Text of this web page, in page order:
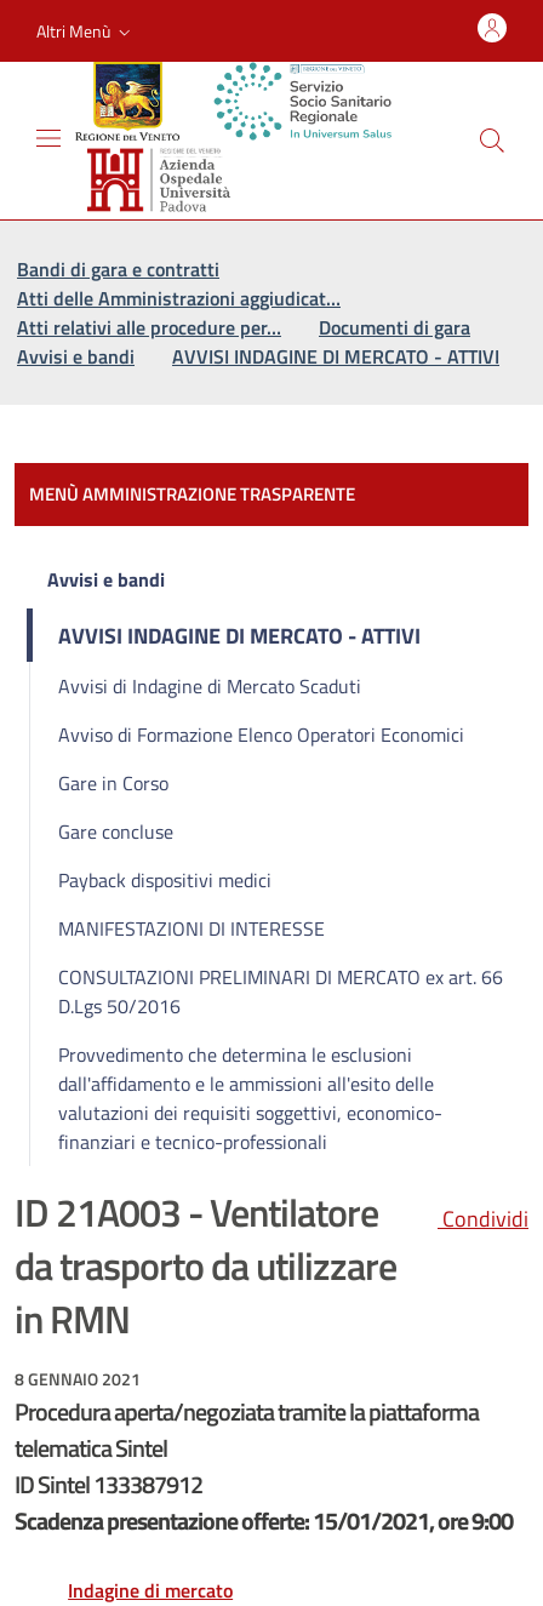
Altri Menù
Bandi di gara e contratti
Atti delle Amministrazioni aggiudicat…
Atti relativi alle procedure per…
Documenti di gara
Avvisi e bandi
AVVISI INDAGINE DI MERCATO - ATTIVI
MENÙ AMMINISTRAZIONE TRASPARENTE
Avvisi e bandi
AVVISI INDAGINE DI MERCATO - ATTIVI
Avvisi di Indagine di Mercato Scaduti
Avviso di Formazione Elenco Operatori Economici
Gare in Corso
Gare concluse
Payback dispositivi medici
MANIFESTAZIONI DI INTERESSE
CONSULTAZIONI PRELIMINARI DI MERCATO ex art. 66
D.Lgs 50/2016
Provvedimento che determina le esclusioni
dall'affidamento e le ammissioni all'esito delle
valutazioni dei requisiti soggettivi, economico-
finanziari e tecnico-professionali
ID 21A003 - Ventilatore
da trasporto da utilizzare
in RMN
Condividi
8 GENNAIO 2021
Procedura aperta/negoziata tramite la piattaforma
telematica Sintel
ID Sintel 133387912
Scadenza presentazione offerte: 15/01/2021, ore 9:00
Indagine di mercato